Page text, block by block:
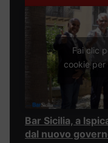
Fai clic
cookie
Bar Sicilia, a
dal nuovo